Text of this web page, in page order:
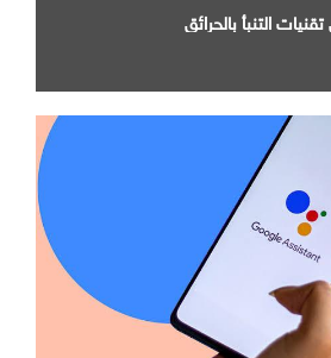
التنبأ بالحرائق